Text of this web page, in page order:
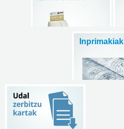
Inprimakiak